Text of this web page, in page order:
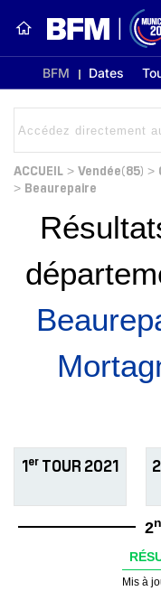
BFM Dates
ACCUEIL > Vendée(85) >
> Beaurepaire
1er TOUR 2021 2
2
Mis à